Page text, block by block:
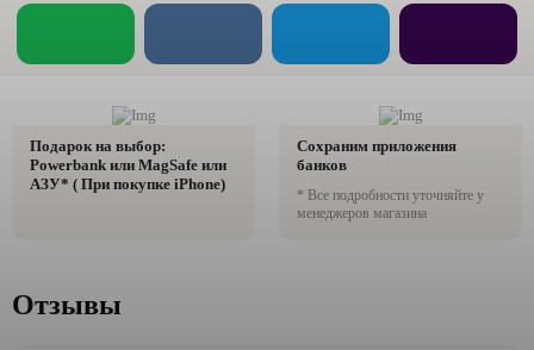
Подарок на выбор:
Powerbank или MagSafe или
AЗУ* ( При покупке iPhone)
Сохраним приложения
банков
* Все подробности уточняйте у
менеджеров магазина
Отзывы